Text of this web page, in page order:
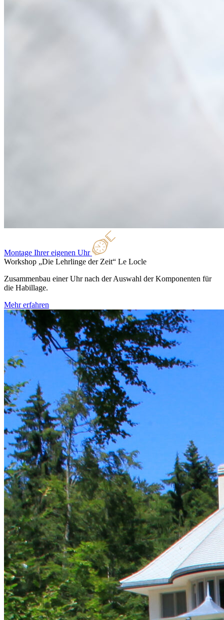
Montage Ihrer eigenen Uhr
Workshop „Die Lehrlinge der Zeit“ Le Locle
Zusammenbau einer Uhr nach der Auswahl der Komponenten für
die Habillage.
Mehr erfahren